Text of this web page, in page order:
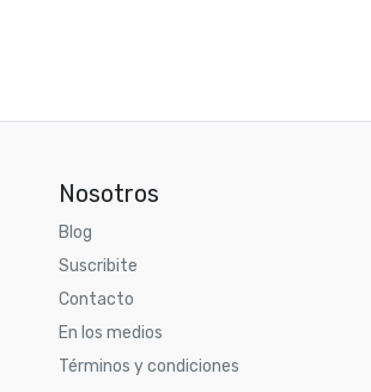
Nosotros
Blog
Suscribite
Contacto
En los medios
Términos y condiciones